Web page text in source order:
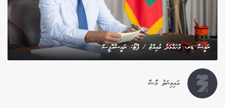
ރައީސް ޑރ. މުހައްމަދު މުއިއްޒު / ފޮޓޯ: ރައީސްއޮފީސް
އައިމިނަތު މާޝާ